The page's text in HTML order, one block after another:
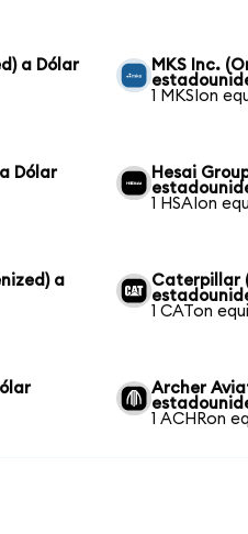
a Dólar
MKS Inc.
1 MKSIon
Dólar
Hesai
1 HSAIon
a
Caterpillar
1 CATon
Archer
1 ACHRon